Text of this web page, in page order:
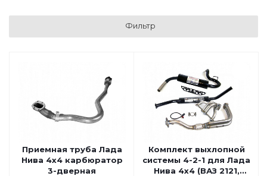
Фильтр
Приемная труба Лада
Нива 4х4 карбюратор
3-дверная
Комплект выхлопной
системы 4-2-1 для Лада
Нива 4х4 (ВАЗ 2121,